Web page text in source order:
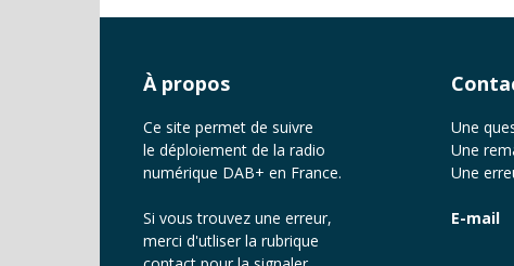
À propos
Ce site permet de suivre
le déploiement de la radio
numérique DAB+ en France.
Si vous trouvez une erreur,
merci d'utliser la rubrique
Une
Une
Une
E-mail